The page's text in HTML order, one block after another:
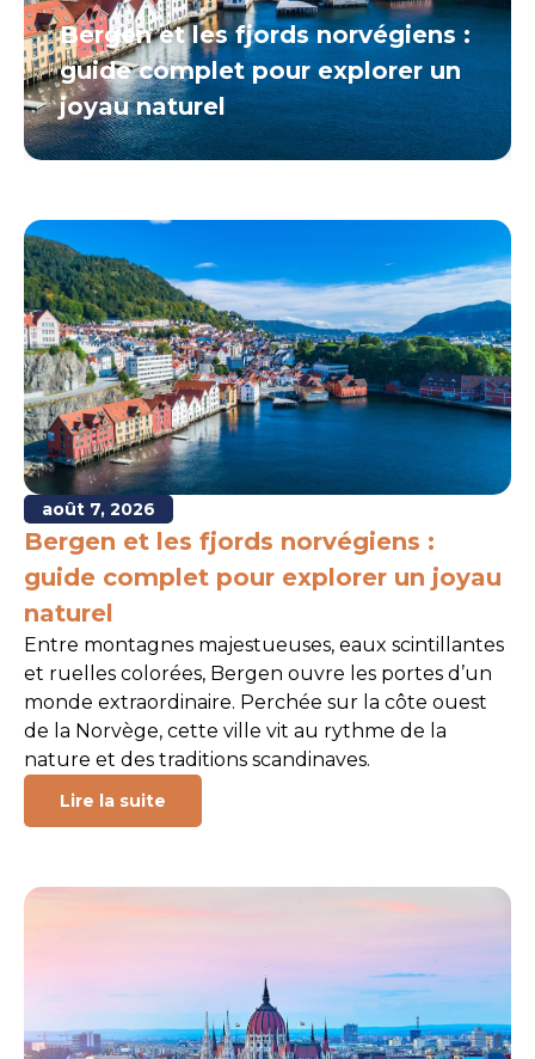
Bergen et les fjords norvégiens :
guide complet pour explorer un
joyau naturel
août 7, 2026
Bergen et les fjords norvégiens :
guide complet pour explorer un joyau
naturel
Entre montagnes majestueuses, eaux scintillantes
et ruelles colorées, Bergen ouvre les portes d’un
monde extraordinaire. Perchée sur la côte ouest
de la Norvège, cette ville vit au rythme de la
nature et des traditions scandinaves.
Lire la suite